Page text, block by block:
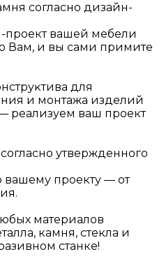
согласно дизайн-
проект вашей мебели
Вам, и вы сами примите
для
и монтажа изделий
реализуем ваш проект
утвержденного
вашему проекту — от
материалов
камня, стекла и
станке!